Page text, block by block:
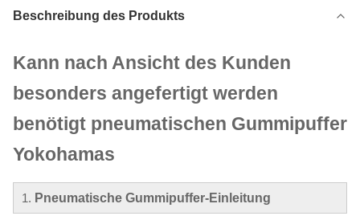
Beschreibung des Produkts
Kann nach Ansicht des Kunden
besonders angefertigt werden
benötigt pneumatischen Gummipuffer
Yokohamas
1. Pneumatische Gummipuffer-Einleitung